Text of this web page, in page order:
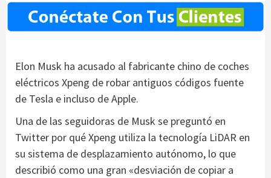
Elon Musk ha acusado al fabricante chino de coches
eléctricos Xpeng de robar antiguos códigos fuente
de Tesla e incluso de Apple.
Una de las seguidoras de Musk se preguntó en
Twitter por qué Xpeng utiliza la tecnología LiDAR en
su sistema de desplazamiento autónomo, lo que
describió como una gran «desviación de copiar a